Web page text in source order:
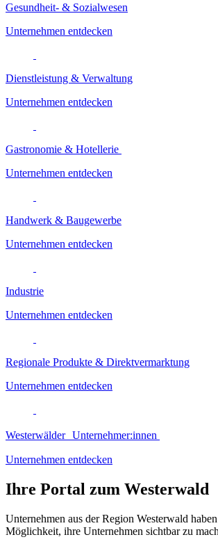
Gesundheit- & Sozialwesen
Unternehmen entdecken
Dienstleistung & Verwaltung
Unternehmen entdecken
Gastronomie & Hotellerie
Unternehmen entdecken
Handwerk & Baugewerbe
Unternehmen entdecken
Industrie
Unternehmen entdecken
Regionale Produkte & Direktvermarktung
Unternehmen entdecken
Westerwälder Unternehmer:innen
Unternehmen entdecken
Ihre Portal zum Westerwald
Unternehmen aus der Region Westerwald
Möglichkeit, ihre Unternehmen sichtbar zu